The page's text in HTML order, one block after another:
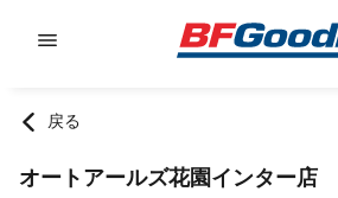
戻る
オートアールズ花園インター店